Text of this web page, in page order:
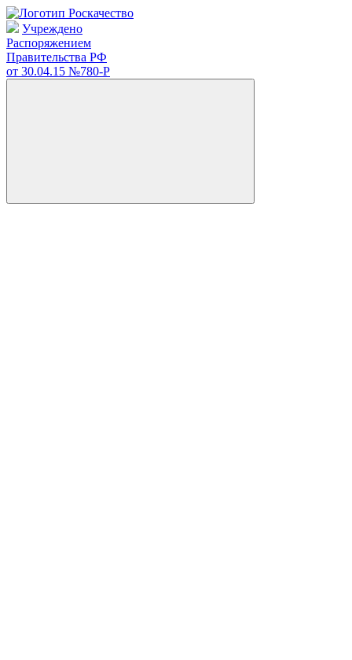
Учреждено
Распоряжением
Правительства РФ
от 30.04.15 №780-Р